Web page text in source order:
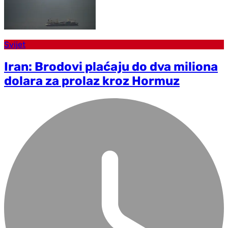
Svijet
Iran: Brodovi plaćaju do dva miliona
dolara za prolaz kroz Hormuz